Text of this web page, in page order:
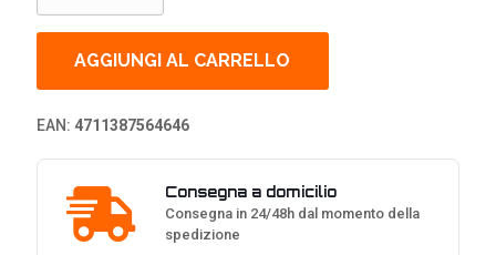
Strix
XG27UCG,
HDR,
160-
320hz,
Fast
SYNC,
AGGIUNGI AL CARRELLO
EAN: 4711387564646
Consegna a domicilio
Consegna in 24/48h dal momento della
spedizione